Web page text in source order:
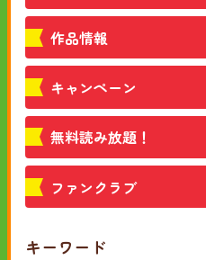
作品情報
キャンペーン
無料読み放題！
ファンクラブ
キーワード